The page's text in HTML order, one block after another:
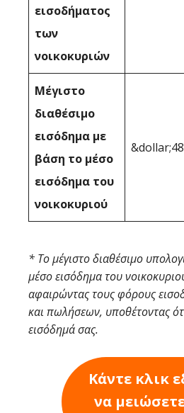
εισοδήματος
των
νοικοκυριών
Μέγιστο
διαθέσιμο
εισόδημα με
βάση το μέσο
εισόδημα του
νοικοκυριού
* Το μέγιστο διαθέσιμο
μέσο εισόδημα του
αφαιρώντας τους φόρους
και πωλήσεων, υποθέτοντας
εισόδημά σας.
Κάντε κλικ
να